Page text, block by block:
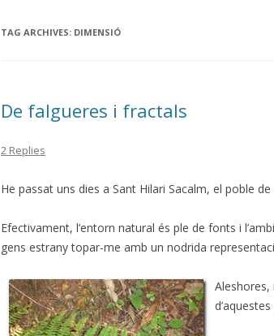
TAG ARCHIVES: DIMENSIÓ
De falgueres i fractals
2 Replies
He passat uns dies a Sant Hilari Sacalm, el poble
Efectivament, l’entorn natural és ple de fonts i
gens estrany topar-me amb un nodrida
Aleshores,